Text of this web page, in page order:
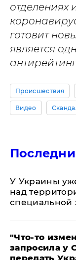
отделениях
готовит
является
Происшествия
Видео
У Украины
над
​"Что-то
запросила у
передать